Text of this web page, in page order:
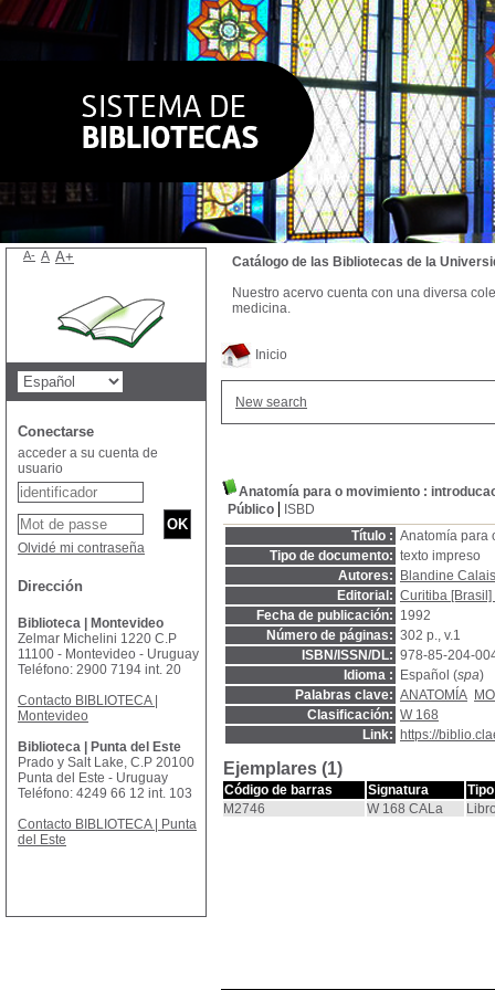
Inicio
New search
Anatomía para o movimiento :
Público
ISBD
Título : Anatomía para
Tipo de documento: texto impreso
Autores:
Blandine
Editorial: Curitiba
Fecha de publicación: 1992
Número de páginas: 302 p., v.1
ISBN/ISSN/DL: 978-85-204-
Idioma :
Español (spa)
Palabras clave: ANATOMÍA
Clasificación: W 168
Link:
https://
Ejemplares (1)
Código de barras Signatura
M2746
W 168 CALa
Catálogo de las Bibliotecas de la
Nuestro acervo cuenta con una diversa
medicina.
A- A A+
Conectarse
acceder a su cuenta de
usuario
Olvidé mi contraseña
Dirección
Biblioteca | Montevideo
Zelmar Michelini 1220 C.P
11100 - Montevideo - Uruguay
Teléfono: 2900 7194 int. 20
Contacto BIBLIOTECA |
Montevideo
Biblioteca | Punta del Este
Prado y Salt Lake, C.P 20100
Punta del Este - Uruguay
Teléfono: 4249 66 12 int. 103
Contacto BIBLIOTECA | Punta
del Este